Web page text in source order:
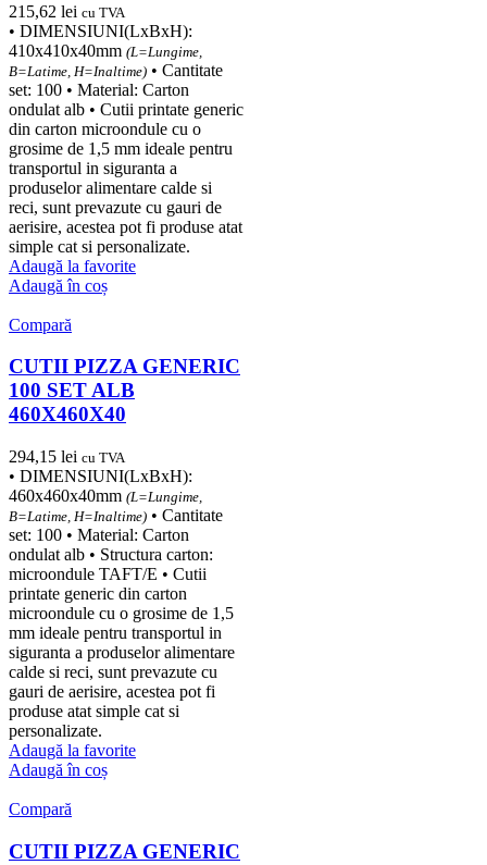
215,62 lei cu TVA
• DIMENSIUNI(LxBxH):
410x410x40mm (L=Lungime,
B=Latime, H=Inaltime) • Cantitate
set: 100 • Material: Carton
ondulat alb • Cutii printate generic
din carton microondule cu o
grosime de 1,5 mm ideale pentru
transportul in siguranta a
produselor alimentare calde si
reci, sunt prevazute cu gauri de
aerisire, acestea pot fi produse atat
simple cat si personalizate.
Adaugă la favorite
Adaugă în coș
Compară
CUTII PIZZA GENERIC
100 SET ALB
460X460X40
294,15 lei cu TVA
• DIMENSIUNI(LxBxH):
460x460x40mm (L=Lungime,
B=Latime, H=Inaltime) • Cantitate
set: 100 • Material: Carton
ondulat alb • Structura carton:
microondule TAFT/E • Cutii
printate generic din carton
microondule cu o grosime de 1,5
mm ideale pentru transportul in
siguranta a produselor alimentare
calde si reci, sunt prevazute cu
gauri de aerisire, acestea pot fi
produse atat simple cat si
personalizate.
Adaugă la favorite
Adaugă în coș
Compară
CUTII PIZZA GENERIC